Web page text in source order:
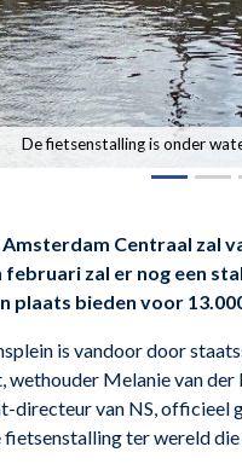
De fietsenstalling is onder
Centraal zal
zal er nog een
plaats bieden voor
is vandoor door
Melanie van
directeur van NS, officieel
fietsenstalling ter wereld